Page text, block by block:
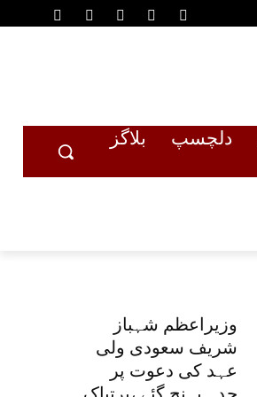
دلچسپ
بلاگز
وزیراعظم شہباز
شریف سعودی ولی
عہد کی دعوت پر